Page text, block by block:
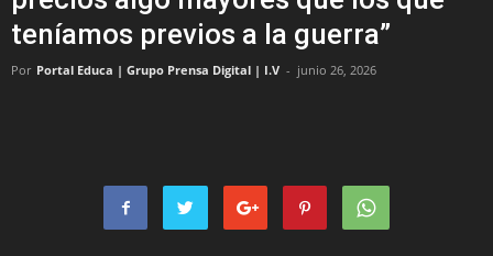
teníamos previos a la guerra”
Por Portal Educa | Grupo Prensa Digital | I.V - junio 26, 2026